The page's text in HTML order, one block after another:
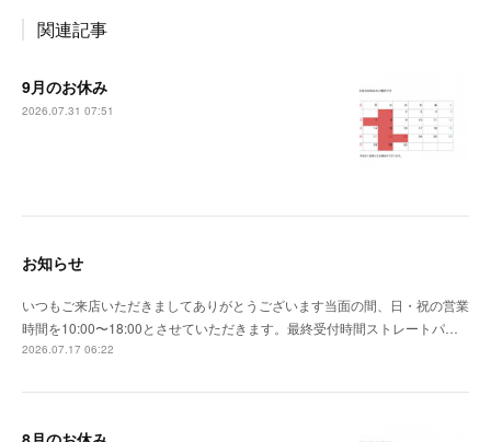
関連記事
9月のお休み
2026.07.31 07:51
お知らせ
いつもご来店いただきましてありがとうございます当面の間、日・祝の営業
時間を10:00〜18:00とさせていただきます。最終受付時間ストレートパ…
2026.07.17 06:22